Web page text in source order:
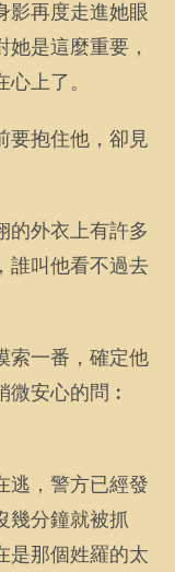
影再度走進她眼
是這麼重要，
上了。
要抱住他，卻見
的外衣上有許多
誰叫他看不過去
索一番，確定他
安心的問︰
逃，警方已經發
幾分鐘就被抓
是那個姓羅的太